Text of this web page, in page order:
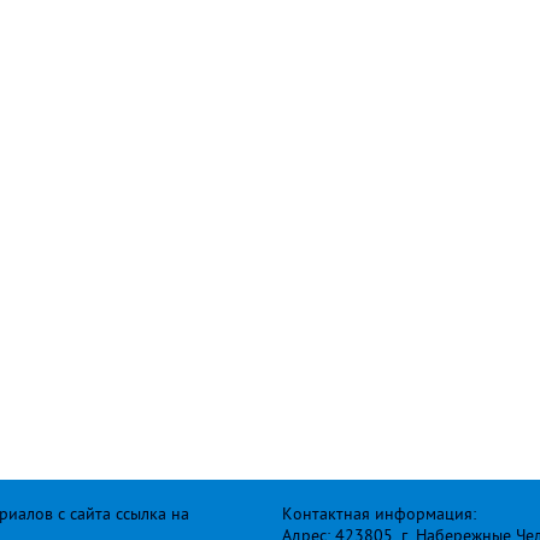
с сайта ссылка на
Контактная информация:
Адрес: 423805, г. Набережные